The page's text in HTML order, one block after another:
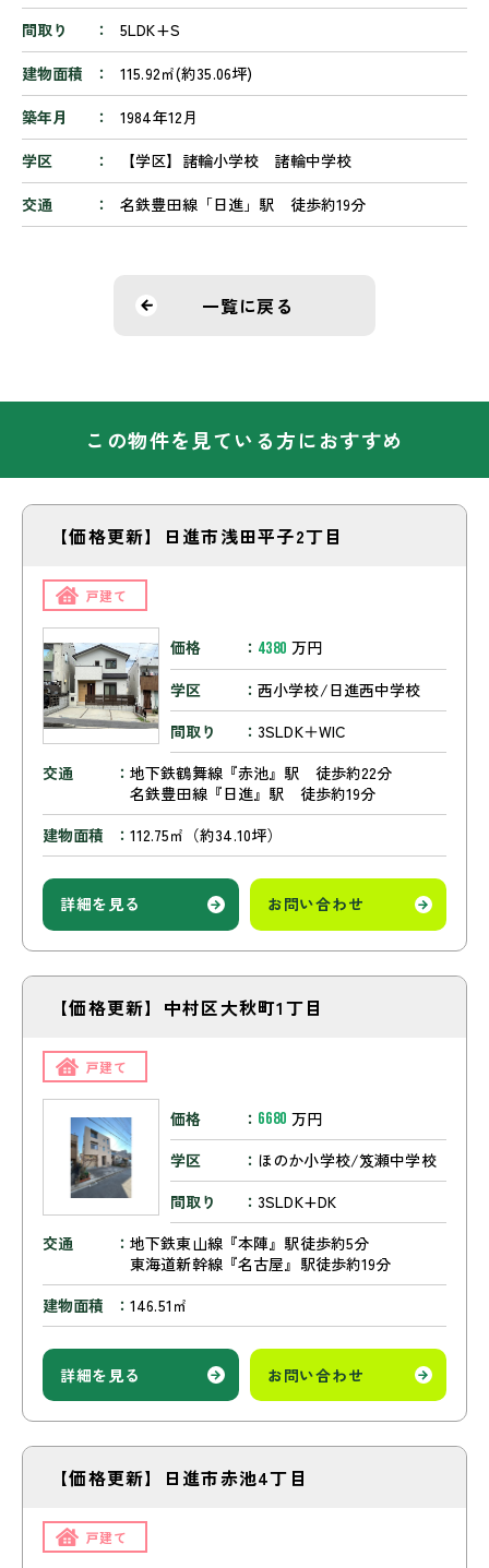
間取り
5LDK+S
建物面積
115.92㎡(約35.06坪)
築年月
1984年12月
学区
【学区】諸輪小学校 諸輪中学校
交通
名鉄豊田線「日進」駅 徒歩約19分
一覧に戻る
この物件を見ている方におすすめ
【価格更新】日進市浅田平子2丁目
戸建て
価格 4380 万円
学区
西小学校/日進西中学校
間取り
3SLDK＋WIC
交通
地下鉄鶴舞線『赤池』駅 徒歩約22分
名鉄豊田線『日進』駅 徒歩約19分
建物面積
112.75㎡（約34.10坪）
詳細を見る お問い合わせ
【価格更新】中村区大秋町1丁目
戸建て
価格 6680 万円
学区
ほのか小学校/笈瀬中学校
間取り
3SLDK+DK
交通
地下鉄東山線『本陣』駅徒歩約5分
東海道新幹線『名古屋』駅徒歩約19分
建物面積
146.51㎡
詳細を見る お問い合わせ
【価格更新】日進市赤池4丁目
戸建て